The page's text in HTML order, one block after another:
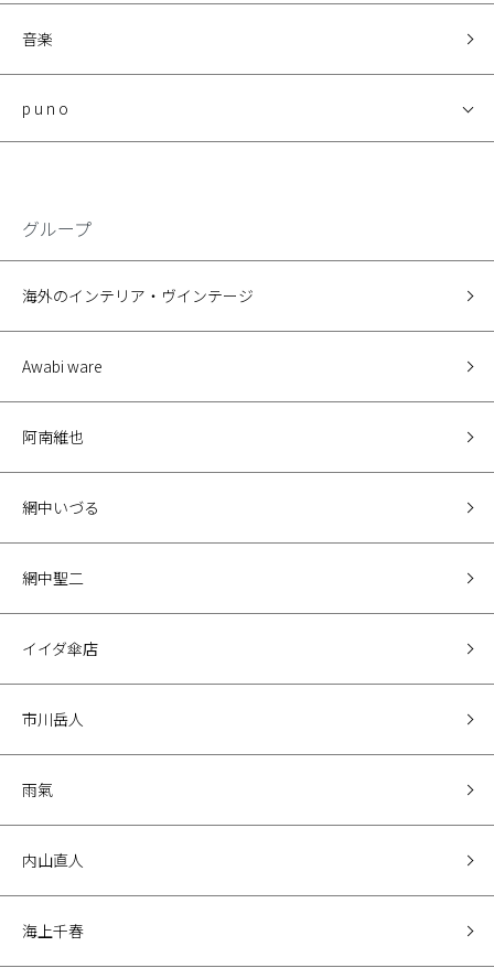
音楽
p u n o
グループ
海外のインテリア・ヴインテージ
Awabi ware
阿南維也
網中いづる
網中聖二
イイダ傘店
市川岳人
雨氣
内山直人
海上千春